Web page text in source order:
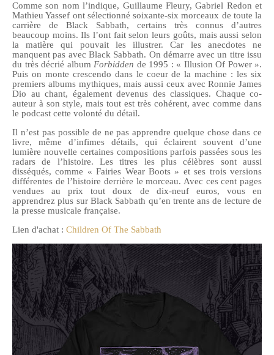
Comme son nom l’indique, Guillaume Fleury, Gabriel Redon et
Mathieu Yassef ont sélectionné soixante-six morceaux de toute la
carrière de Black Sabbath, certains très connus d’autres
beaucoup moins. Ils l’ont fait selon leurs goûts, mais aussi selon
la matière qui pouvait les illustrer. Car les anecdotes ne
manquent pas avec Black Sabbath. On démarre avec un titre issu
du très décrié album Forbidden de 1995 : « Illusion Of Power ».
Puis on monte crescendo dans le coeur de la machine : les six
premiers albums mythiques, mais aussi ceux avec Ronnie James
Dio au chant, également devenus des classiques. Chaque co-
auteur à son style, mais tout est très cohérent, avec comme dans
le podcast cette volonté du détail.
Il n’est pas possible de ne pas apprendre quelque chose dans ce
livre, même d’infimes détails, qui éclairent souvent d’une
lumière nouvelle certaines compositions parfois passées sous les
radars de l’histoire. Les titres les plus célèbres sont aussi
disséqués, comme « Fairies Wear Boots » et ses trois versions
différentes de l’histoire derrière le morceau. Avec ces cent pages
vendues au prix tout doux de dix-neuf euros, vous en
apprendrez plus sur Black Sabbath qu’en trente ans de lecture de
la presse musicale française.
Lien d'achat : Children Of The Sabbath